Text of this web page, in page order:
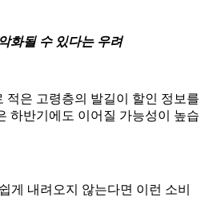
화될 수 있다는 우려
적은 고령층의 발길이 할인 정보를
하반기에도 이어질 가능성이 높습
게 내려오지 않는다면 이런 소비